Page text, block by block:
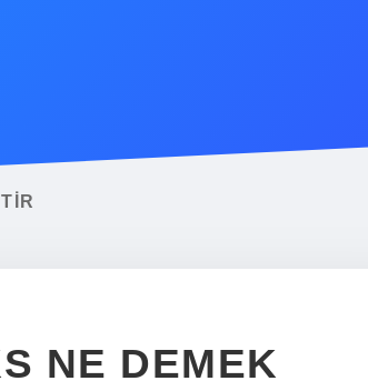
NE DEMEK